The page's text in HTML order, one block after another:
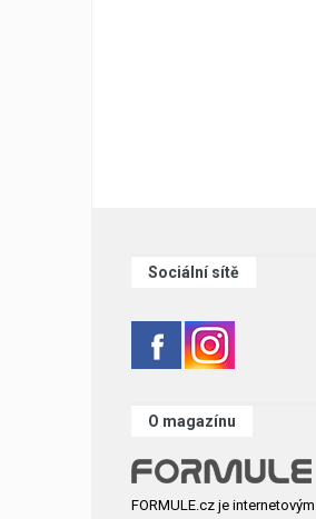
Sociální sítě
O magazínu
FORMULE.cz je